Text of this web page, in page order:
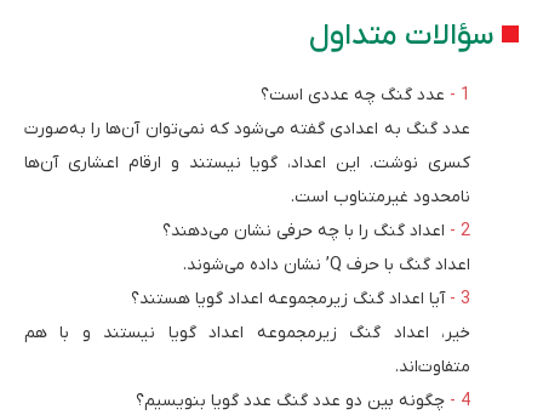
سؤالات متداول
عدد گنگ چه عددی است؟
عدد گنگ به اعدادی گفته می‌شود که نمی‌توان آن‌ها را به‌صورت
کسری نوشت. این اعداد، گویا نیستند و ارقام اعشاری آن‌ها
نامحدود غیرمتناوب است.
اعداد گنگ را با چه حرفی نشان می‌دهند؟
اعداد گنگ با حرف Q’ نشان داده می‌شوند.
آیا اعداد گنگ زیرمجموعه اعداد گویا هستند؟
خیر، اعداد گنگ زیرمجموعه اعداد گویا نیستند و با هم
متفاوت‌اند.
چگونه بین دو عدد گنگ عدد گویا بنویسیم؟